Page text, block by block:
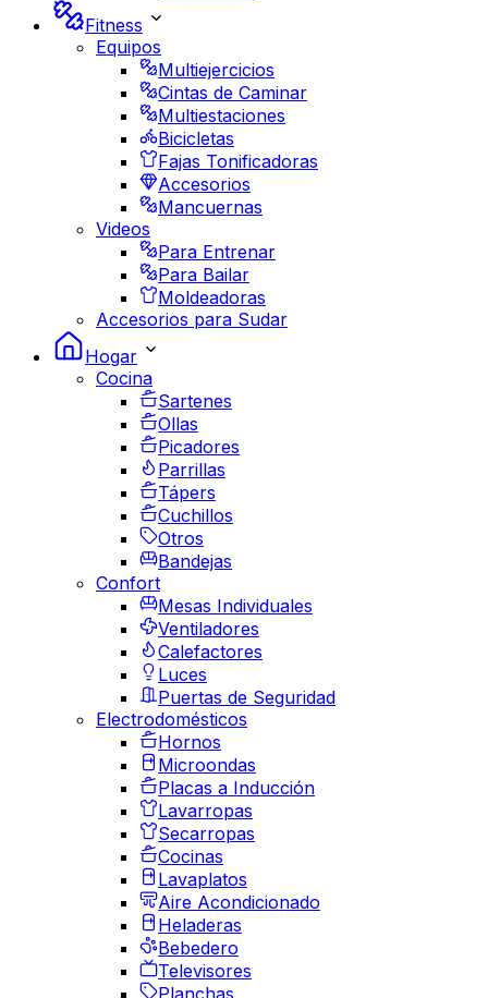
Fitness
Equipos
Multiejercicios
Cintas de Caminar
Multiestaciones
Bicicletas
Fajas Tonificadoras
Accesorios
Mancuernas
Videos
Para Entrenar
Para Bailar
Moldeadoras
Accesorios para Sudar
Hogar
Cocina
Sartenes
Ollas
Picadores
Parrillas
Tápers
Cuchillos
Otros
Bandejas
Confort
Mesas Individuales
Ventiladores
Calefactores
Luces
Puertas de Seguridad
Electrodomésticos
Hornos
Microondas
Placas a Inducción
Lavarropas
Secarropas
Cocinas
Lavaplatos
Aire Acondicionado
Heladeras
Bebedero
Televisores
Planchas